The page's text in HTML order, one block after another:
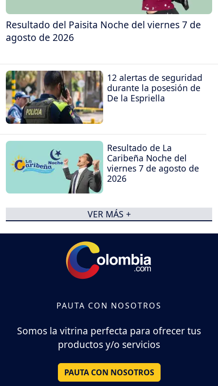
Resultado del Paisita Noche del viernes 7 de
agosto de 2026
12 alertas de seguridad
durante la posesión de
De la Espriella
Resultado de La
Caribeña Noche del
viernes 7 de agosto de
2026
VER MÁS +
PAUTA CON NOSOTROS
Somos la vitrina perfecta para ofrecer tus
productos y/o servicios
PAUTA CON NOSOTROS